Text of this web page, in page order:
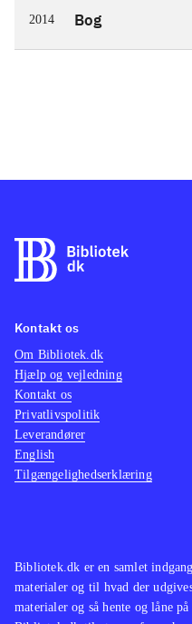
2014 Bog
Bibliotek.dk er en samlet
materialer og til hvad der
materialer og så hente og låne
Kontakt os
Om Bibliotek.dk
Hjælp og vejledning
Kontakt os
Privatlivspolitik
Leverandører
English
Tilgængelighedserklæring